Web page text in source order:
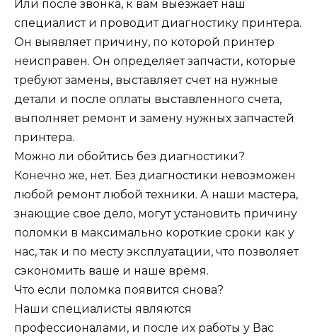
Или после звонка, к вам выезжает наш
специалист и проводит диагностику принтера.
Он выявляет причину, по которой принтер
неисправен. Он определяет запчасти, которые
требуют замены, выставляет счет на нужные
детали и после оплаты выставленного счета,
выполняет ремонт и замену нужных запчастей
принтера.
Можно ли обойтись без диагностики?
Конечно же, нет. Без диагностики невозможен
любой ремонт любой техники. А наши мастера,
знающие свое дело, могут установить причину
поломки в максимально короткие сроки как у
нас, так и по месту эксплуатации, что позволяет
сэкономить ваше и наше время.
Что если поломка появится снова?
Наши специалисты являются
профессионалами, и после их работы у Вас